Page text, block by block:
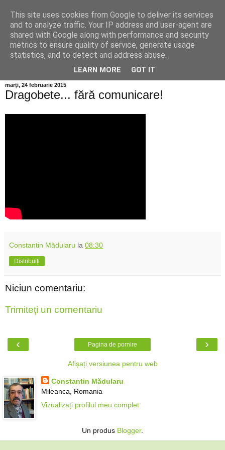
Info MILEANCA
BINE AȚI VENIT! *Jurnal online de informație și opinie;
Duminică 09 August, 2026
marți, 24 februarie 2015
Dragobete... fără comunicare!
Constantin Mădularu la 08:30
Distribuiți
Niciun comentariu:
Trimiteți un comentariu
‹ ›
Pagina de pornire
Afișați versiunea pentru web
Constantin Mădularu
Mileanca, Romania
Vizualizați profilul meu complet
Un produs Blogger.
This site uses cookies from Google to deliver its services
and to analyze traffic. Your IP address and user-agent are
shared with Google along with performance and security
metrics to ensure quality of service, generate usage
statistics, and to detect and address abuse.
LEARN MORE GOT IT